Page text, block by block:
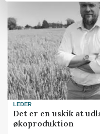
LEDER
Det er en uskik at
økoproduktion